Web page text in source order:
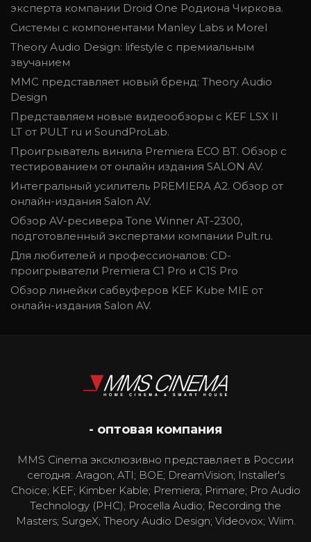
эксперта компании Droid One Родиона Чиркова.
Системы с компонентами Manley Labs и Morel
Theory Audio Design: lifestyle с премиальным
звучанием
ММС представляет новый бренд: Theory Audio
Design
Представляем новые видеообзоры с KEF LSX II
LT от PULT ru и SoundProLab.
Проигрыватель винила Premiera ECO BT. Обзор с
тестированием от онлайн издания SALON AV.
Интегральный усилитель PREMIERA A2. Обзор от
онлайн-издания Salon AV.
Обзор AV-ресивера Tone Winner AT-2300,
подготовленный экспертами компании Pult.ru.
Для любителей и профессионалов: CD-
проигрыватели Premiera C1 Pro и C1S Pro
Обзор линейки сабвуферов KEF Kube MIE от
онлайн-издания Salon AV.
- оптовая компания
MMS Cinema эксклюзивно представляет в России
сегодня: Aragon; ATI; BOE; DreamVision; Installer's
Choice; KEF; Kimber Kable; Premiera; Primare; Pro Audio
Technology (PHC); Procella Audio; Recording the
Masters; SurgeX; Theory Audio Design; Videovox; Wiim.